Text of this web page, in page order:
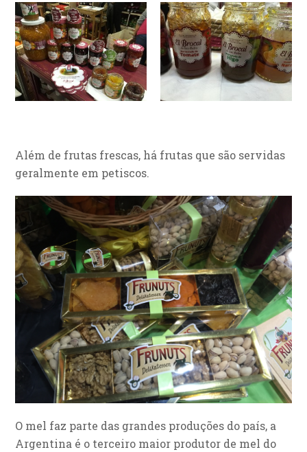
Além de frutas frescas, há frutas que são servidas
geralmente em petiscos.
O mel faz parte das grandes produções do país, a
Argentina é o terceiro maior produtor de mel do